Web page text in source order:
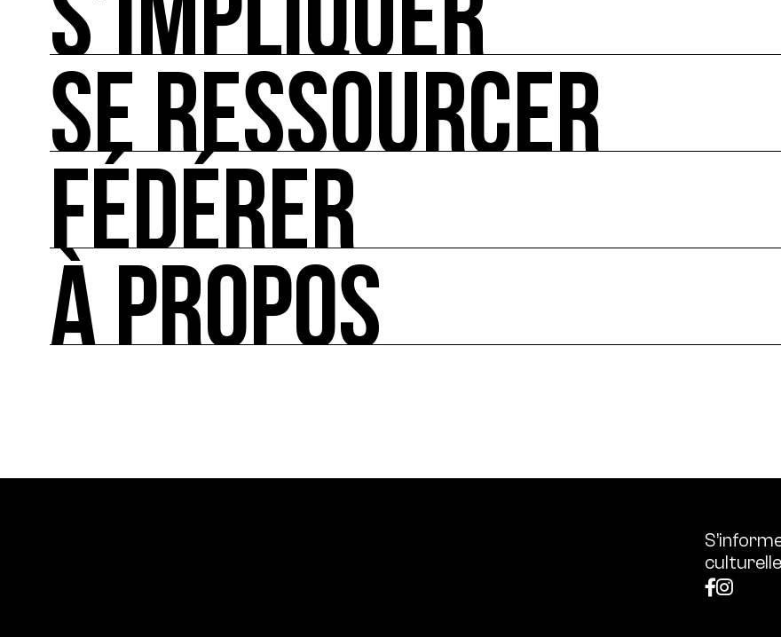
S’IMPLIQUER
S’IMPLIQUER
Les bonnes pratiques, guides et outils pour réduire ses impacts.
SE RESSOURCER
SE RESSOURCER
Les ressources théoriques et inspirantes sur les enjeux croisés culture et écologie.
FÉDÉRER
FÉDÉRER
Le répertoire des acteurs de l’écologie culturelle en France et dans le monde.
À PROPOS
culturelle